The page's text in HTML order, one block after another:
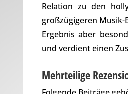
Relation zu den
großzügigeren Musik-
Ergebnis aber
und verdient einen
Mehrteilige